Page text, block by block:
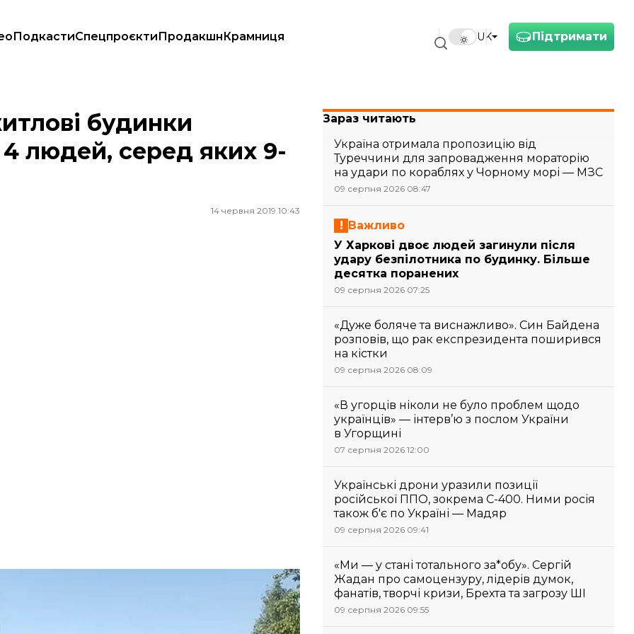
Підтримати
UK
ПодкастиСпецпроєктиПродакшнКрамниця
будинки
людей, серед яких 9-
14 червня 2019 10:43
Унаслідок обстрілу постраждали 4
Зараз читають
Україна отримала пропозицію від
Туреччини для запровадження мораторію
на удари по кораблях у Чорному морі — МЗС
09 серпня 2026 08:47
Важливо
У Харкові двоє людей загинули після
удару безпілотника по будинку. Більше
десятка поранених
09 серпня 2026 07:25
«Дуже боляче та виснажливо». Син Байдена
розповів, що рак експрезидента поширився
на кістки
09 серпня 2026 08:09
«В угорців ніколи не було проблем щодо
українців» — інтерв’ю з послом України
в Угорщині
07 серпня 2026 12:00
Українські дрони уразили позиції
російської ППО, зокрема С-400. Ними росія
також б'є по Україні — Мадяр
09 серпня 2026 09:41
«Ми — у стані тотального за*обу». Сергій
Жадан про самоцензуру, лідерів думок,
фанатів, творчі кризи, Брехта та загрозу ШІ
09 серпня 2026 09:55